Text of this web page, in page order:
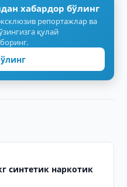
хабардор бўлинг
репортажлар ва
қулай
синтетик наркотик